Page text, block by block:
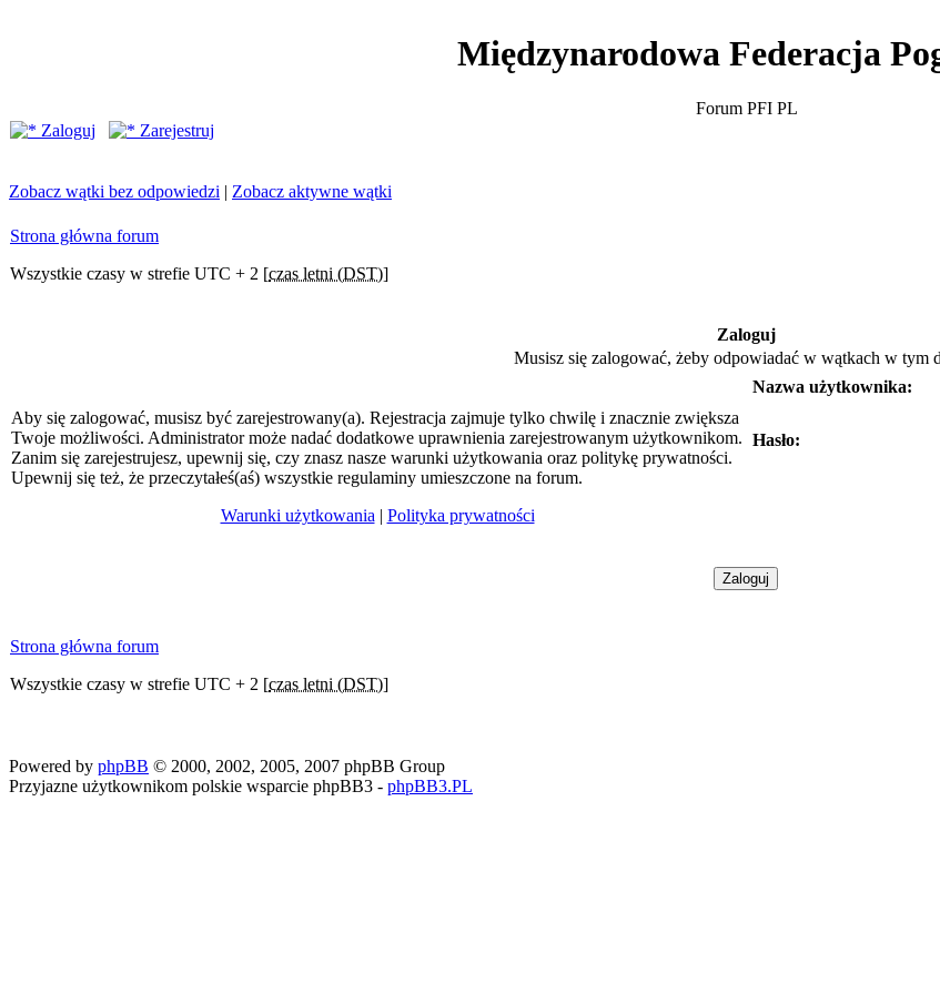
Międzynarodowa Federacja
Forum PFI PL
Zaloguj
Zarejestruj
Zobacz wątki bez odpowiedzi | Zobacz aktywne wątki
Strona główna forum
Wszystkie czasy w strefie UTC + 2 [czas letni (DST)]
Zaloguj
Musisz się zalogować, żeby odpowiadać w wątkach w tym
Aby się zalogować, musisz być zarejestrowany(a). Rejestracja zajmuje tylko chwilę i znacznie zwiększa
Twoje możliwości. Administrator może nadać dodatkowe uprawnienia zarejestrowanym użytkownikom.
Zanim się zarejestrujesz, upewnij się, czy znasz nasze warunki użytkowania oraz politykę prywatności.
Upewnij się też, że przeczytałeś(aś) wszystkie regulaminy umieszczone na forum.
Warunki użytkowania | Polityka prywatności
Nazwa użytkownika:
Hasło:
Strona główna forum
Wszystkie czasy w strefie UTC + 2 [czas letni (DST)]
Powered by phpBB © 2000, 2002, 2005, 2007 phpBB Group
Przyjazne użytkownikom polskie wsparcie phpBB3 - phpBB3.PL